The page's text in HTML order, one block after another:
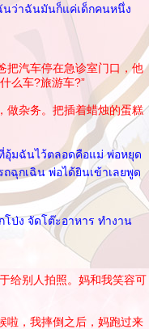
นว่าฉันมันก็แค่เด็กคนหนึ่ง
把汽车停在急诊室门口，他
么车?旅游车?”
做杂务。把插着蜡烛的蛋糕
อุ้มฉันไว้ตลอดคือแม่ พ่อหยุด
ฉุกเฉิน พ่อได้ยินเข้าเลยพูด
โป่ง จัดโต๊ะอาหาร ทำงาน
给别人拍照。妈和我笑容可
啦，我摔倒之后，妈跑过来